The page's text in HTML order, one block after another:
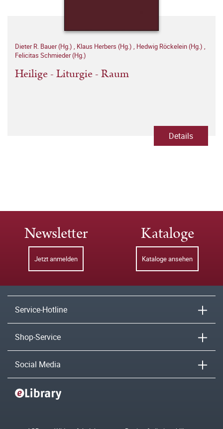
Dieter R. Bauer (Hg.) , Klaus Herbers (Hg.) , Hedwig Röckelein (Hg.) ,
Felicitas Schmieder (Hg.)
Heilige - Liturgie - Raum
Details
Newsletter
Jetzt anmelden
Kataloge
Kataloge ansehen
Service-Hotline
Shop-Service
Social Media